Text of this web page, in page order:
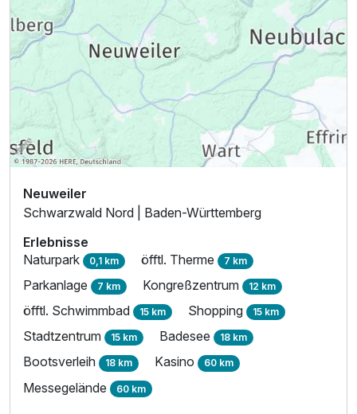
Neuweiler
Schwarzwald Nord | Baden-Württemberg
Erlebnisse
Naturpark 0,1 km öfftl. Therme 7 km
Parkanlage 7 km Kongreßzentrum 12 km
öfftl. Schwimmbad 15 km Shopping 15 km
Stadtzentrum 15 km Badesee 18 km
Bootsverleih 18 km Kasino 60 km
Messegelände 60 km